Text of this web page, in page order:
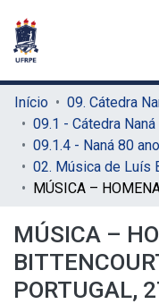
Início
09.1.4 - Naná 80
MÚSICA –
PORTUGAL,